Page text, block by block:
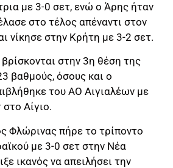
με 3-0 σετ, ενώ ο Άρης ήταν
στο τέλος απέναντι στον
νίκησε στην Κρήτη με 3-2 σετ.
βρίσκονται στην 3η θέση της
βαθμούς, όσους και ο
του ΑΟ Αιγιαλέων με
Αίγιο.
Φλώρινας πήρε το τρίποντο
με 3-0 σετ στην Νέα
ικανός να απειλήσει την